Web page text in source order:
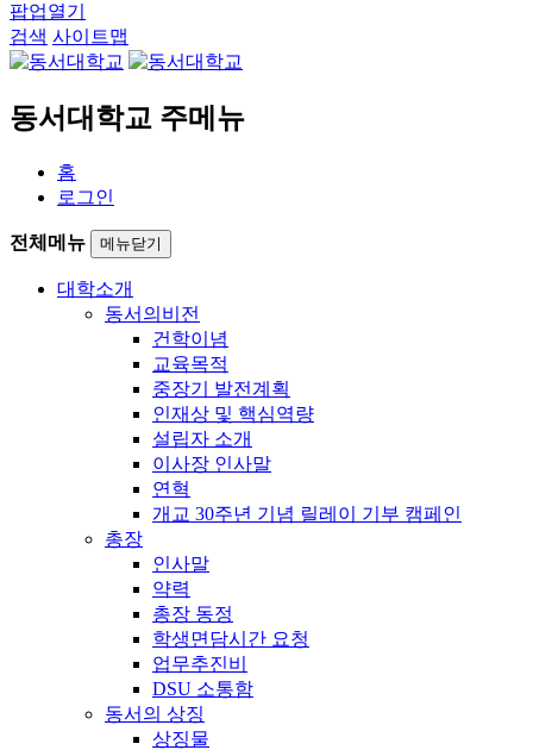
팝업열기
검색 사이트맵
동서대학교 주메뉴
홈
로그인
전체메뉴 메뉴닫기
대학소개
동서의비전
건학이념
교육목적
중장기 발전계획
인재상 및 핵심역량
설립자 소개
이사장 인사말
연혁
개교 30주년 기념 릴레이 기부 캠페인
총장
인사말
약력
총장 동정
학생면담시간 요청
업무추진비
DSU 소통함
동서의 상징
상징물